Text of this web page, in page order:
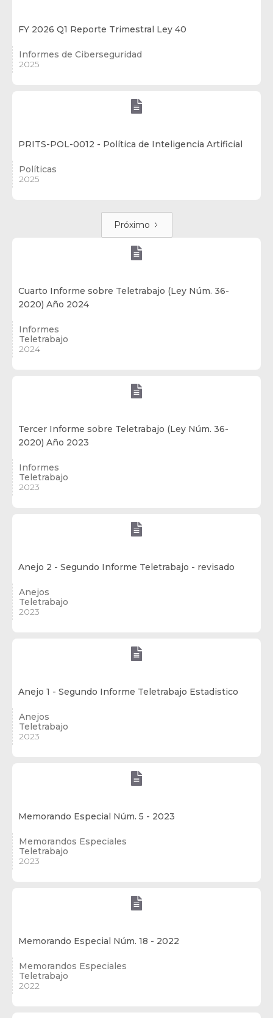
FY 2026 Q1 Reporte Trimestral Ley 40
Informes de Ciberseguridad
2025

PRITS-POL-0012 - Política de Inteligencia Artificial
Políticas
2025
Próximo

Cuarto Informe sobre Teletrabajo (Ley Núm. 36-
2020) Año 2024
Informes
Teletrabajo
2024

Tercer Informe sobre Teletrabajo (Ley Núm. 36-
2020) Año 2023
Informes
Teletrabajo
2023

Anejo 2 - Segundo Informe Teletrabajo - revisado
Anejos
Teletrabajo
2023

Anejo 1 - Segundo Informe Teletrabajo Estadistico
Anejos
Teletrabajo
2023

Memorando Especial Núm. 5 - 2023
Memorandos Especiales
Teletrabajo
2023

Memorando Especial Núm. 18 - 2022
Memorandos Especiales
Teletrabajo
2022